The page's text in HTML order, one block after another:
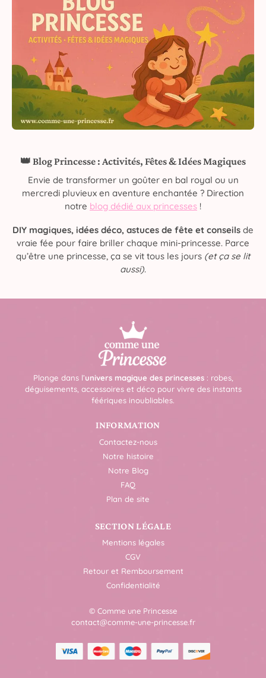
👑 Blog Princesse : Activités, Fêtes & Idées Magiques
Envie de transformer un goûter en bal royal ou un
mercredi pluvieux en aventure enchantée ? Direction
notre blog dédié aux princesses !
DIY magiques, idées déco, astuces de fête et conseils de
vraie fée pour faire briller chaque mini-princesse. Parce
qu’être une princesse, ça se vit tous les jours (et ça se lit
aussi).
Plonge dans l’univers magique des princesses: robes,
déguisements, accessoires et déco pour vivre des instants
féériques inoubliables.
INFORMATION
Contactez-nous
Notre histoire
Notre Blog
FAQ
Plan de site
SECTION LÉGALE
Mentions légales
CGV
Retour et Remboursement
Confidentialité
© Comme une Princesse
contact@comme-une-princesse.fr